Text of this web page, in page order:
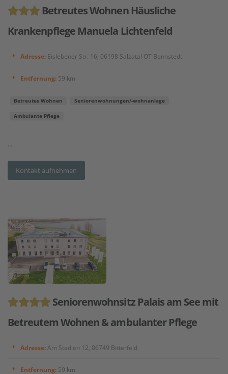
Betreutes Wohnen Häusliche
Krankenpflege Manuela Lichtenfeld
Adresse: Eislebener Str. 16, 06198 Salzatal OT Bennstedt
Entfernung: 59 km
Betreutes Wohnen Seniorenwohnungen/-wohnanlage
Ambulante Pflege
...
Kontakt aufnehmen
Seniorenwohnsitz Palais am See mit
Betreutem Wohnen & ambulanter Pflege
Adresse: Am Stadion 12, 06749 Bitterfeld
Entfernung: 59 km